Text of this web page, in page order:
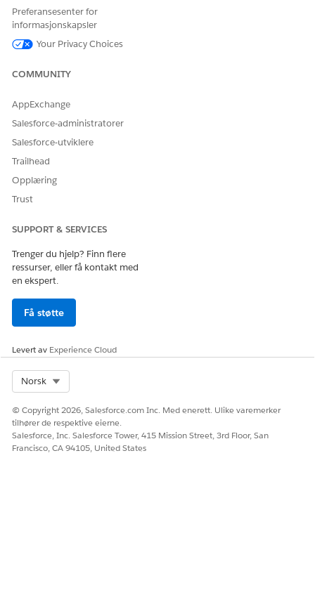
La oss få vite det slik at vi kan forbedre!
Preferansesenter for
informasjonskapsler
Your Privacy Choices
COMMUNITY
AppExchange
Salesforce-administratorer
Salesforce-utviklere
Trailhead
Opplæring
Trust
SUPPORT & SERVICES
Trenger du hjelp? Finn flere
ressurser, eller få kontakt med
en ekspert.
Få støtte
Levert av Experience Cloud
Norsk
© Copyright 2026, Salesforce.com Inc. Med enerett. Ulike varemerker
tilhører de respektive eierne.
Salesforce, Inc. Salesforce Tower, 415 Mission Street, 3rd Floor, San
Francisco, CA 94105, United States